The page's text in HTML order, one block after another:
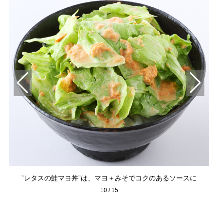
”レタスの鮭マヨ丼”は、マヨ＋みそでコクのあるソースに
10/ 15